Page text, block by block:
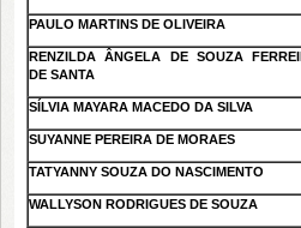
PAULO MARTINS DE OLIVEIRA
RENZILDA ÂNGELA DE SOUZA
DE SANTA
SÍLVIA MAYARA MACEDO DA SILVA
SUYANNE PEREIRA DE MORAES
TATYANNY SOUZA DO NASCIMENTO
WALLYSON RODRIGUES DE SOUZA